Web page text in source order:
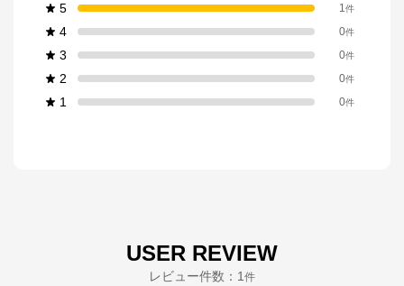
5
1件
4 0件
3 0件
2 0件
1 0件
USER REVIEW
レビュー件数： 1 件